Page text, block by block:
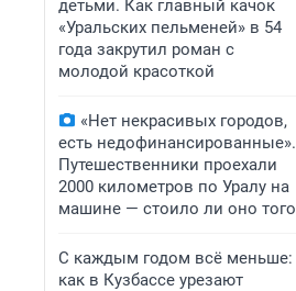
детьми. Как главный качок
«Уральских пельменей» в 54
года закрутил роман с
молодой красоткой
«Нет некрасивых городов,
есть недофинансированные».
Путешественники проехали
2000 километров по Уралу на
машине — стоило ли оно того
С каждым годом всё меньше:
как в Кузбассе урезают